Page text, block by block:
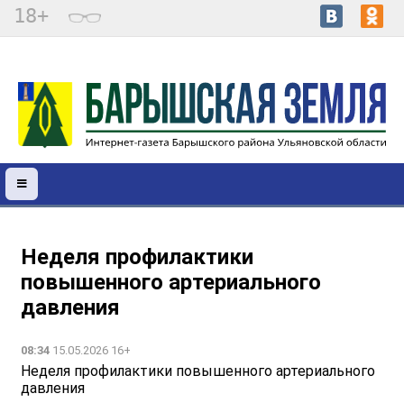
18+
Неделя профилактики
повышенного артериального
давления
08:34 15.05.2026 16+
Неделя профилактики повышенного артериального
давления